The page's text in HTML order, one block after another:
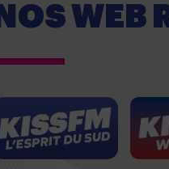
NOS WEB